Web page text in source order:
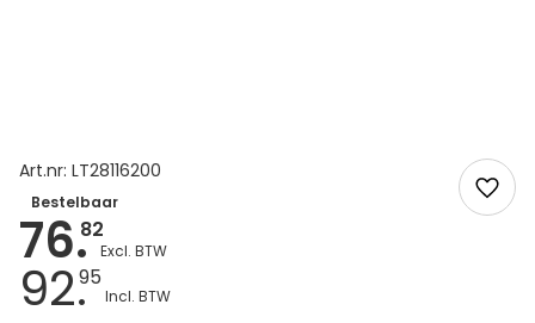
Art.nr: LT28116200
Bestelbaar
76.82
92.95